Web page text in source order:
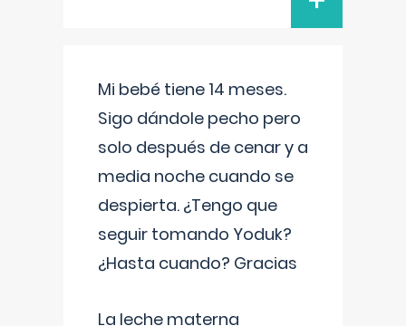
Mi bebé tiene 14 meses.
Sigo dándole pecho pero
solo después de cenar y a
media noche cuando se
despierta. ¿Tengo que
seguir tomando Yoduk?
¿Hasta cuando? Gracias
La leche materna